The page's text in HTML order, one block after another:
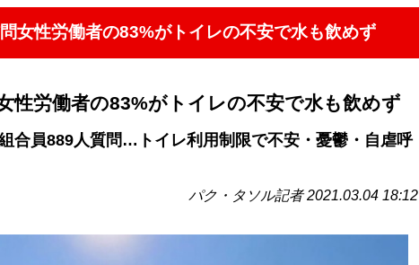
女性労働者の83%がトイレの不安で水も飲めず
性労働者の83%がトイレの不安で水も飲めず
合員889人質問…トイレ利用制限で不安・憂鬱・自虐呼
パク・タソル記者 2021.03.04 18:12